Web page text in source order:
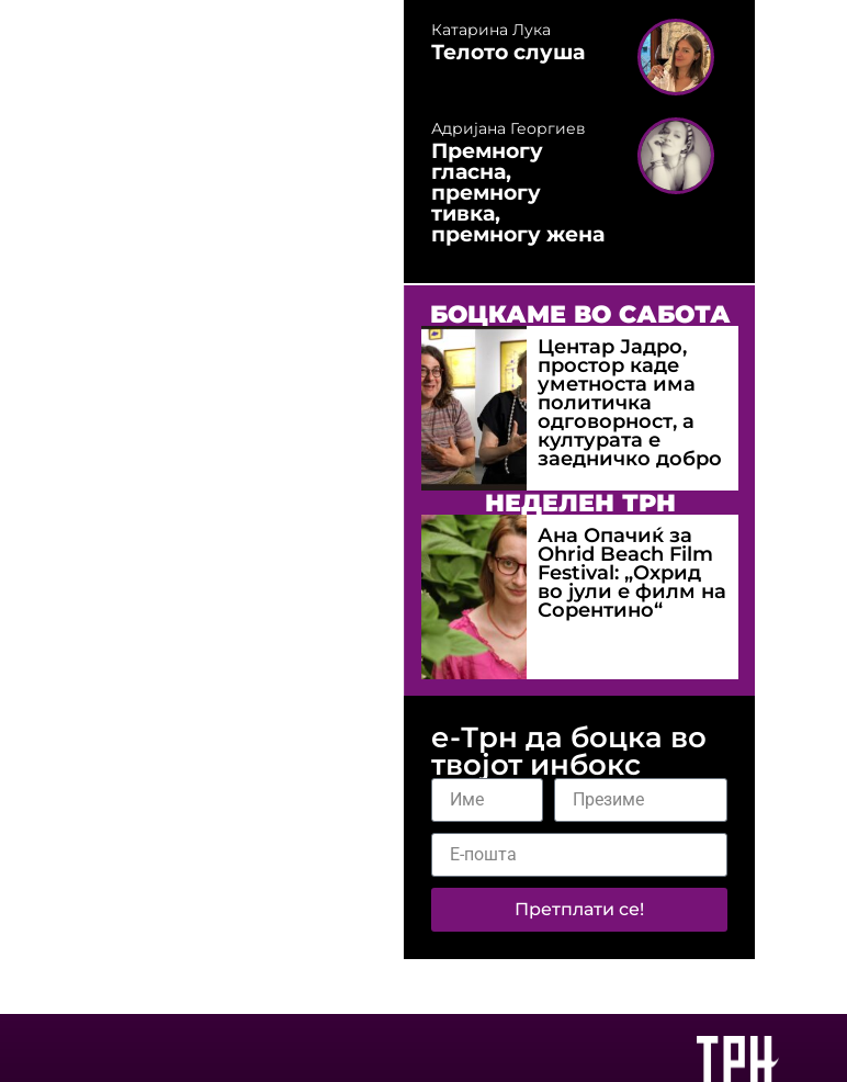
Катарина Лука
Телото слуша
Адријана Георгиев
Премногу
гласна,
премногу
тивка,
премногу жена
БОЦКАМЕ ВО САБОТА
Центар Јадро,
простор каде
уметноста има
политичка
одговорност, а
културата е
заедничко добро
НЕДЕЛЕН ТРН
Ана Опачиќ за
Оhrid Beach Film
Festival: „Охрид
во јули е филм на
Сорентино“
е-Трн да боцка во
твојот инбокс
Претплати се!